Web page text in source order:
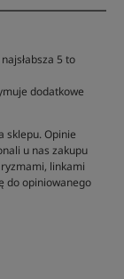
5 to
dodatkowe
sklepu. Opinie
u nas zakupu
linkami
do opiniowanego